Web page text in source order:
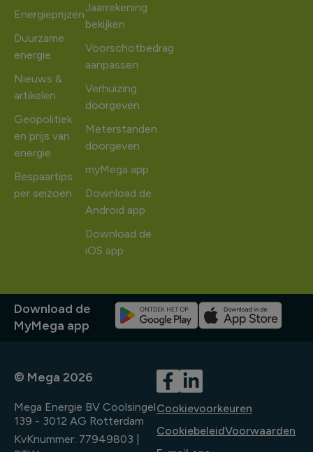
Energieprijzen
Duurzame
energie
Nieuws &
artikelen
Geopolitiek
en prijs van
energie
Bespaartips
per seizoen
Jaarrekening
bekijken
Voorschotbedrag
aanpassen
Verhuizing
doorgeven
Meterstanden
doorgeven
myMega app
Download de
Android app
Download de
iOS app
Download de
MyMega app
© Mega 2026
Mega Energie BV Coolsingel
139 - 3012 AG Rotterdam
KvKnummer: 77949803 |
Cookievoorkeuren
CookiebeleidVoorwaarden